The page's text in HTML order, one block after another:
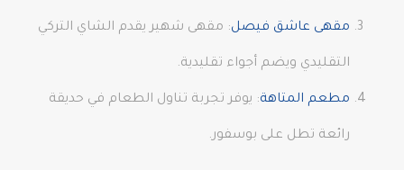
مقهى عاشق فيصل: مقهى شهير يقدم الشاي التركي
التقليدي ويضم أجواء تقليدية.
مطعم المتاهة: يوفر تجربة تناول الطعام في حديقة
رائعة تطل على بوسفور.